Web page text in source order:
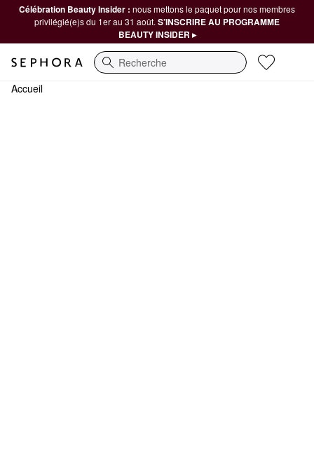
Célébration Beauty Insider : nous mettons le paquet pour nos membres
privilégié(e)s du 1er au 31 août. S’INSCRIRE AU PROGRAMME
BEAUTY INSIDER ▸
Recherche
Accueil